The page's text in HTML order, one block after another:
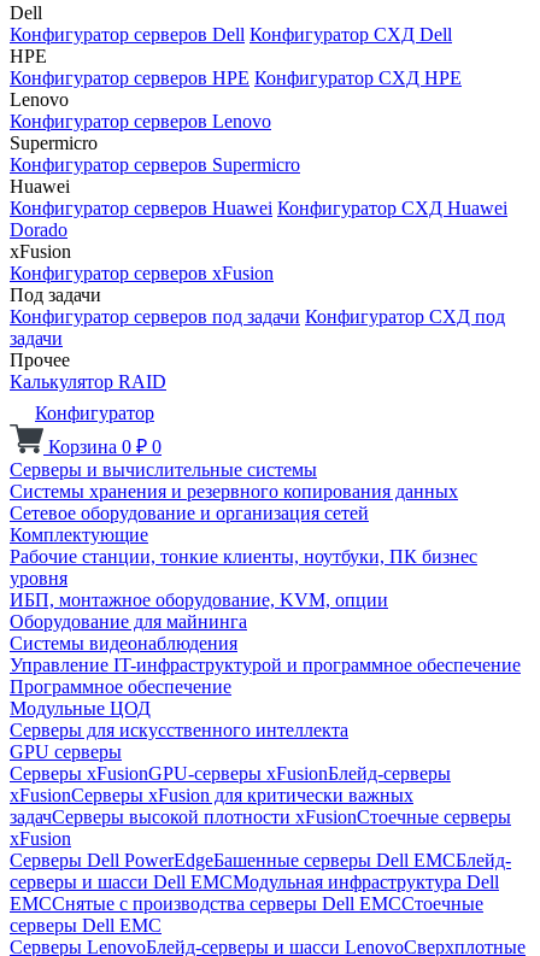
Dell
Конфигуратор серверов Dell Конфигуратор СХД Dell
HPE
Конфигуратор серверов HPE Конфигуратор СХД HPE
Lenovo
Конфигуратор серверов Lenovo
Supermicro
Конфигуратор серверов Supermicro
Huawei
Конфигуратор серверов Huawei Конфигуратор СХД Huawei
Dorado
xFusion
Конфигуратор серверов xFusion
Под задачи
Конфигуратор серверов под задачи Конфигуратор СХД под
задачи
Прочее
Калькулятор RAID
Конфигуратор
Корзина 0 ₽ 0
Серверы и вычислительные системы
Системы хранения и резервного копирования данных
Сетевое оборудование и организация сетей
Комплектующие
Рабочие станции, тонкие клиенты, ноутбуки, ПК бизнес
уровня
ИБП, монтажное оборудование, KVM, опции
Оборудование для майнинга
Системы видеонаблюдения
Управление IT-инфраструктурой и программное обеспечение
Программное обеспечение
Модульные ЦОД
Серверы для искусственного интеллекта
GPU серверы
Серверы xFusionGPU-серверы xFusionБлейд-серверы
xFusionСерверы xFusion для критически важных
задачСерверы высокой плотности xFusionСтоечные серверы
xFusion
Серверы Dell PowerEdgeБашенные серверы Dell EMCБлейд-
серверы и шасси Dell EMCМодульная инфраструктура Dell
EMCСнятые с производства серверы Dell EMCСтоечные
серверы Dell EMC
Серверы LenovoБлейд-серверы и шасси LenovoСверхплотные